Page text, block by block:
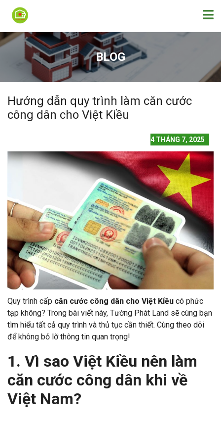
BLOG
Hướng dẫn quy trình làm căn cước
công dân cho Việt Kiều
4 THÁNG 7, 2025
Quy trình cấp căn cước công dân cho Việt Kiều có phức
tạp không? Trong bài viết này, Tường Phát Land sẽ cùng bạn
tìm hiểu tất cả quy trình và thủ tục cần thiết. Cùng theo dõi
để không bỏ lỡ thông tin quan trọng!
1. Vì sao Việt Kiều nên làm
căn cước công dân khi về
Việt Nam?